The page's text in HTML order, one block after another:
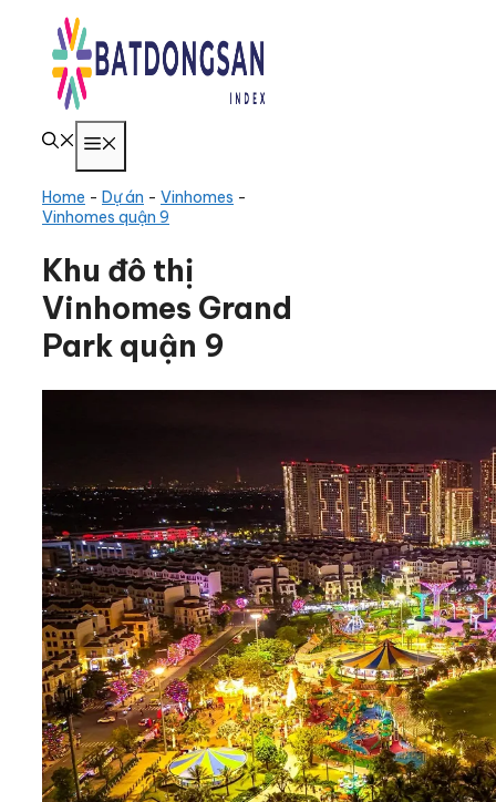
Chuyển
Home - Dự án - Vinhomes -
Vinhomes quận 9
Khu đô thị
Vinhomes Grand
Park quận 9